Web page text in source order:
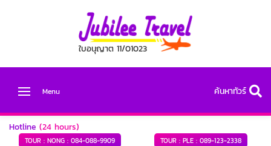
ใบอนุญาต 11/01023
Menu ค้นหาทัวร์
Hotline (24 hours)
TOUR : NONG : 084-088-9909 TOUR : PLE : 089-123-2338